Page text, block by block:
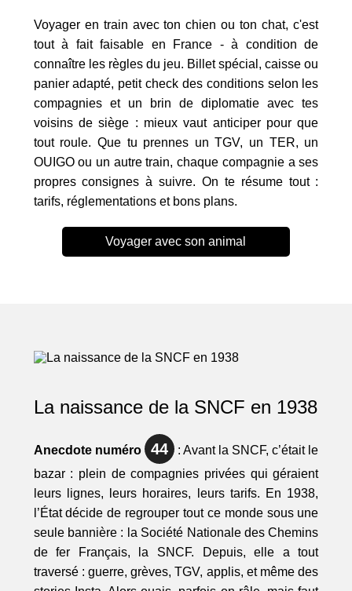
Voyager en train avec ton chien ou ton chat, c'est
tout à fait faisable en France - à condition de
connaître les règles du jeu. Billet spécial, caisse ou
panier adapté, petit check des conditions selon les
compagnies et un brin de diplomatie avec tes
voisins de siège : mieux vaut anticiper pour que
tout roule. Que tu prennes un TGV, un TER, un
OUIGO ou un autre train, chaque compagnie a ses
propres consignes à suivre. On te résume tout :
tarifs, réglementations et bons plans.
Voyager avec son animal
La naissance de la SNCF en 1938
Anecdote numéro 44 : Avant la SNCF, c’était le
bazar : plein de compagnies privées qui géraient
leurs lignes, leurs horaires, leurs tarifs. En 1938,
l’État décide de regrouper tout ce monde sous une
seule bannière : la Société Nationale des Chemins
de fer Français, la SNCF. Depuis, elle a tout
traversé : guerre, grèves, TGV, applis, et même des